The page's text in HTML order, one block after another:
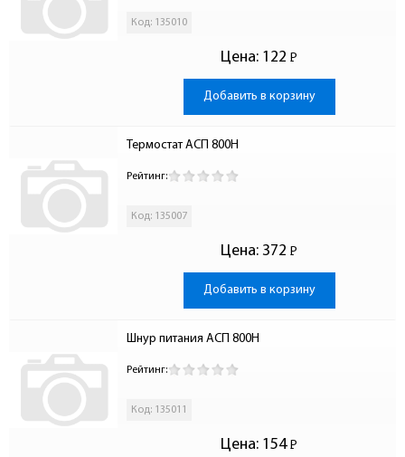
Код: 135010
Цена: 122 Р
-
Добавить в корзину
Термостат АСП 800Н
Рейтинг:
Код: 135007
Цена: 372 Р
-
Добавить в корзину
Шнур питания АСП 800Н
Рейтинг:
Код: 135011
Цена: 154 Р
-